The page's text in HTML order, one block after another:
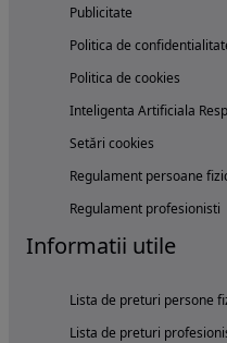
Publicitate
Politica de
Politica de cookies
Inteligenta Artificiala
Setări cookies
Regulament persoane
Regulament profesionisti
Informatii utile
Lista de preturi persone
Lista de preturi